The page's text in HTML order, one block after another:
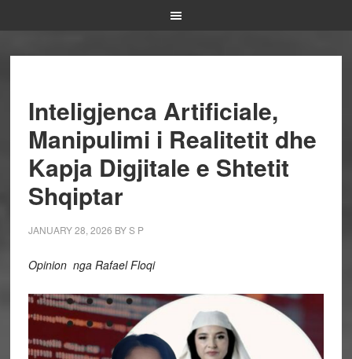
Inteligjenca Artificiale,
Manipulimi i Realitetit dhe
Kapja Digjitale e Shtetit
Shqiptar
JANUARY 28, 2026 BYS P
Opinion nga Rafael Floqi